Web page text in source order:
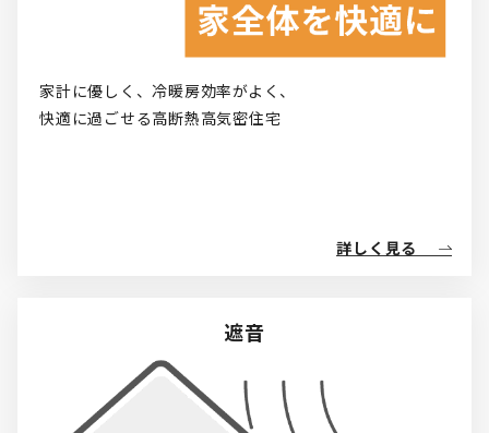
家計に優しく、冷暖房効率がよく、
快適に過ごせる高断熱高気密住宅
詳しく見る
遮音